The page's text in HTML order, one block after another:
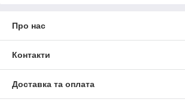
Про нас
Контакти
Доставка та оплата